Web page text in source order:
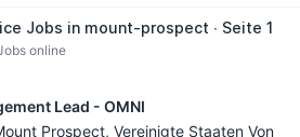
Jobs in mount-prospect ∙ Seite 1
online
Lead - OMNI
Prospect, Vereinigte Staaten Von